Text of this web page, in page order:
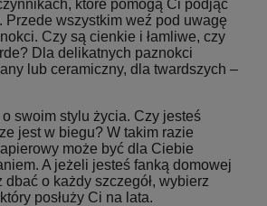
które pomogą Ci podjąć
Przede wszystkim weź pod uwagę
Czy są cienkie i łamliwe, czy
Dla delikatnych paznokci
lub ceramiczny, dla twardszych –
swoim stylu życia. Czy jesteś
jest w biegu? W takim razie
może być dla Ciebie
A jeżeli jesteś fanką domowej
o każdy szczegół, wybierz
posłuży Ci na lata.